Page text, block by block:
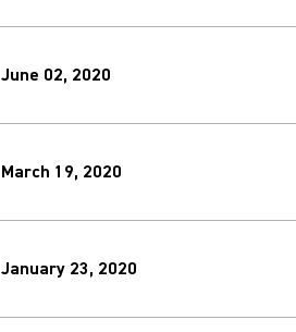
June 02, 2020
March 19, 2020
January 23, 2020